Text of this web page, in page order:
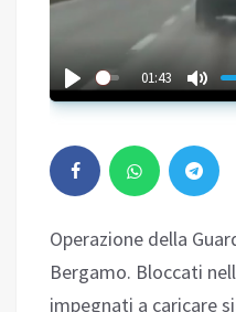
01:43
Operazione della
Bergamo. Bloccati
impegnati a caricare